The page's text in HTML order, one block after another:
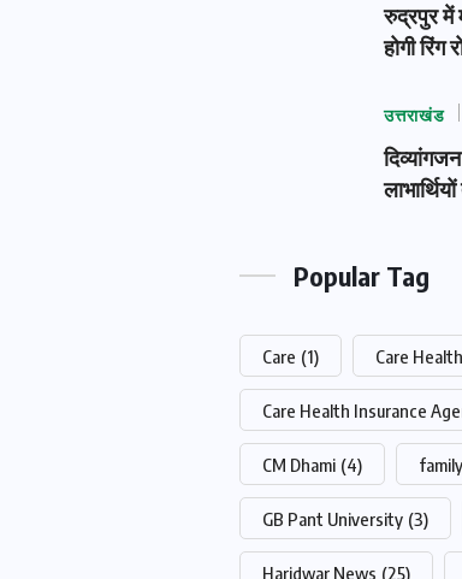
रुद्रपुर में
होगी रिंग
उत्तराखंड
Popular Tag
Care (1) Care
Care Health Insurance
CM Dhami (4)
GB Pant University (3)
Haridwar News (25)